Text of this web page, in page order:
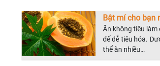
Bật mí cho bạn
Ăn không tiêu làm
để dễ tiêu hóa.
thể ăn nhiều…